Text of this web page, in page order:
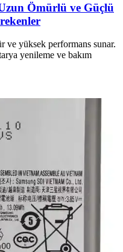
Ömürlü ve Güçlü
ve yüksek performans sunar.
yenileme ve bakım